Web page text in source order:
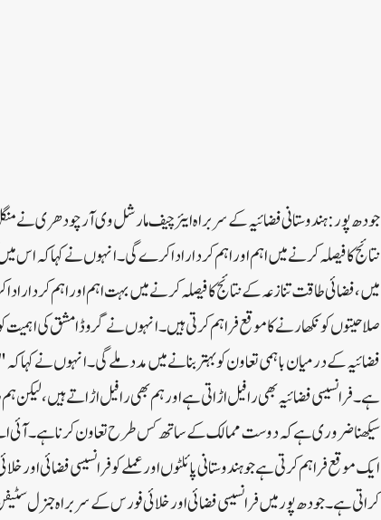
جودھ پور: ہندوستانی فضائیہ کے سربراہ ایئر چیف مارشل وی آر چودھری نے
نتائج کا فیصلہ کرنے میں اہم اور اہم کردار ادا کرے گی۔ انہوں نے کہا کہ اس
میں، فضائی طاقت تنازعہ کے نتائج کا فیصلہ کرنے میں بہت اہم اور اہم
صلاحیتوں کو نکھارنے کا موقع فراہم کرتی ہیں۔ انہوں نے گروڈا مشق کی
فضائیہ کے درمیان باہمی تعاون کو بہتر بنانے میں مدد ملے گی۔ انہوں نے کہا
ہے۔ فرانسیسی فضائیہ بھی رافیل اڑاتی ہے اور ہم بھی رافیل اڑاتے ہیں،
سیکھنا ضروری ہے کہ دوست ممالک کے ساتھ کس طرح تعاون کرنا ہے۔آئی
ایک موقع فراہم کرتی ہے جو ہندوستانی پائلٹوں اور عملے کو فرانسیسی
کراتی ہے۔ جودھ پور میں فرانسیسی فضائی اور خلائی فورس کے سربراہ جنرل